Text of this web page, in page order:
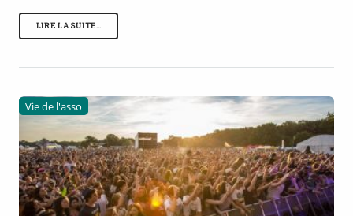
LIRE LA SUITE…
Vie de l'asso